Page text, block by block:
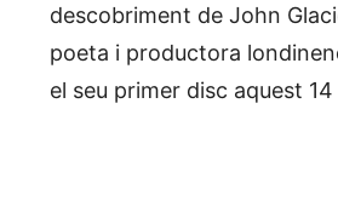
descobriment de John
poeta i productora
el seu primer disc aquest